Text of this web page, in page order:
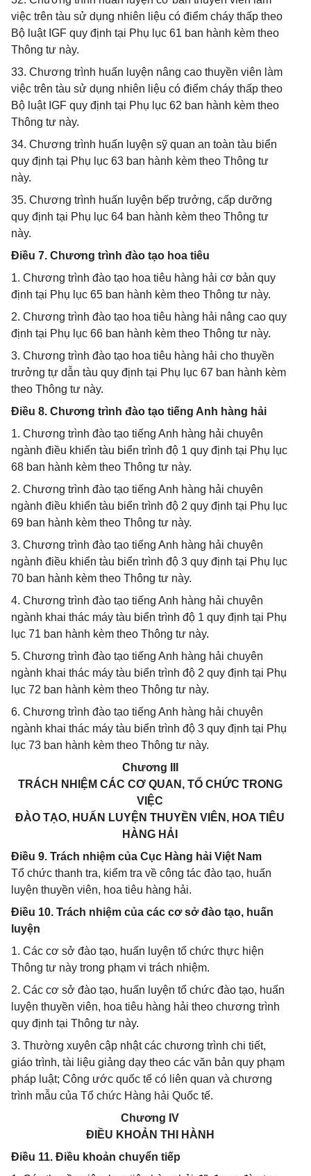
việc trên tàu sử dụng nhiên liệu có điểm cháy thấp theo
Bộ luật IGF quy định tại Phụ lục 61 ban hành kèm theo
Thông tư này.
33. Chương trình huấn luyện nâng cao thuyền viên làm
việc trên tàu sử dụng nhiên liệu có điểm cháy thấp theo
Bộ luật IGF quy định tại Phụ lục 62 ban hành kèm theo
Thông tư này.
34. Chương trình huấn luyện sỹ quan an toàn tàu biển
quy định tại Phụ lục 63 ban hành kèm theo Thông tư
này.
35. Chương trình huấn luyện bếp trưởng, cấp dưỡng
quy định tại Phụ lục 64 ban hành kèm theo Thông tư
này.
Điều 7. Chương trình đào tạo hoa tiêu
1. Chương trình đào tạo hoa tiêu hàng hải cơ bản quy
định tại Phụ lục 65 ban hành kèm theo Thông tư này.
2. Chương trình đào tạo hoa tiêu hàng hải nâng cao quy
định tại Phụ lục 66 ban hành kèm theo Thông tư này.
3. Chương trình đào tạo hoa tiêu hàng hải cho thuyền
trưởng tự dẫn tàu quy định tại Phụ lục 67 ban hành kèm
theo Thông tư này.
Điều 8. Chương trình đào tạo tiếng Anh hàng hải
1. Chương trình đào tạo tiếng Anh hàng hải chuyên
ngành điều khiển tàu biển trình độ 1 quy định tại Phụ lục
68 ban hành kèm theo Thông tư này.
2. Chương trình đào tạo tiếng Anh hàng hải chuyên
ngành điều khiển tàu biển trình độ 2 quy định tại Phụ lục
69 ban hành kèm theo Thông tư này.
3. Chương trình đào tạo tiếng Anh hàng hải chuyên
ngành điều khiển tàu biển trình độ 3 quy định tại Phụ lục
70 ban hành kèm theo Thông tư này.
4. Chương trình đào tạo tiếng Anh hàng hải chuyên
ngành khai thác máy tàu biển trình độ 1 quy định tại Phụ
lục 71 ban hành kèm theo Thông tư này.
5. Chương trình đào tạo tiếng Anh hàng hải chuyên
ngành khai thác máy tàu biển trình độ 2 quy định tại Phụ
lục 72 ban hành kèm theo Thông tư này.
6. Chương trình đào tạo tiếng Anh hàng hải chuyên
ngành khai thác máy tàu biển trình độ 3 quy định tại Phụ
lục 73 ban hành kèm theo Thông tư này.
Chương III
TRÁCH NHIỆM CÁC CƠ QUAN, TỔ CHỨC TRONG
VIỆC
ĐÀO TẠO, HUẤN LUYỆN THUYỀN VIÊN, HOA TIÊU
HÀNG HẢI
Điều 9. Trách nhiệm của Cục Hàng hải Việt Nam
Tổ chức thanh tra, kiểm tra về công tác đào tạo, huấn
luyện thuyền viên, hoa tiêu hàng hải.
Điều 10. Trách nhiệm của các cơ sở đào tạo, huấn
luyện
1. Các cơ sở đào tạo, huấn luyện tổ chức thực hiện
Thông tư này trong phạm vi trách nhiệm.
2. Các cơ sở đào tạo, huấn luyện tổ chức đào tạo, huấn
luyện thuyền viên, hoa tiêu hàng hải theo chương trình
quy định tại Thông tư này.
3. Thường xuyên cập nhật các chương trình chi tiết,
giáo trình, tài liệu giảng dạy theo các văn bản quy phạm
pháp luật; Công ước quốc tế có liên quan và chương
trình mẫu của Tổ chức Hàng hải Quốc tế.
Chương IV
ĐIỀU KHOẢN THI HÀNH
Điều 11. Điều khoản chuyển tiếp